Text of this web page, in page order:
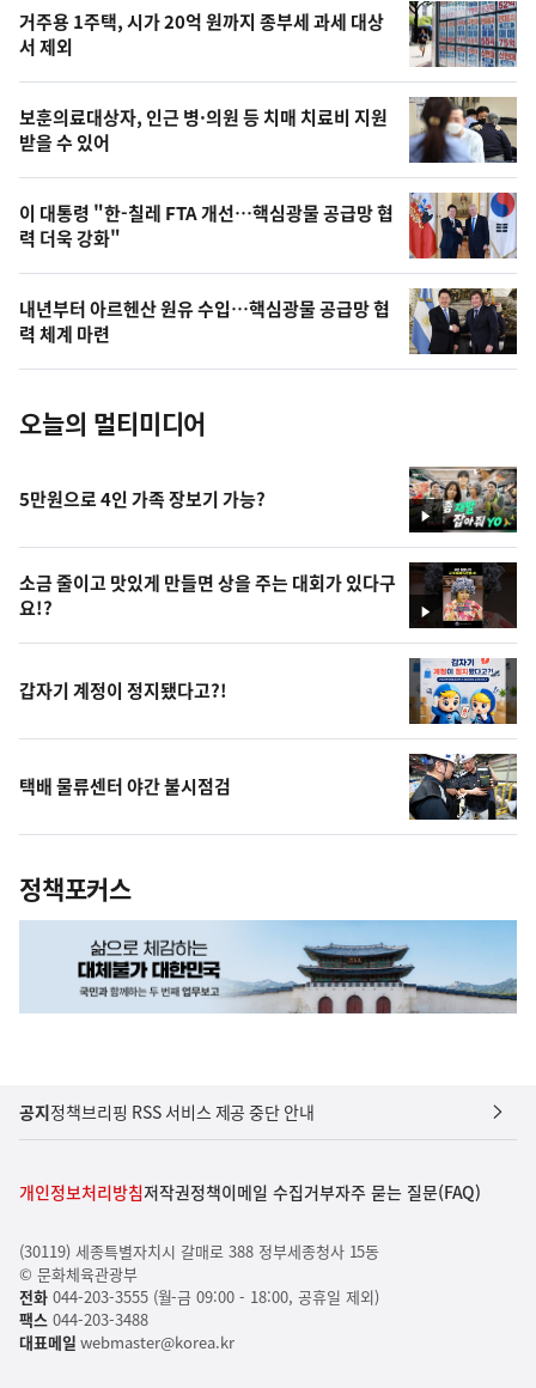
늘
의
영
상
오
늘
사
진
거주용 1주택, 시가 20억 원까지 종부세 과세 대상
서 제외
보훈의료대상자, 인근 병·의원 등 치매 치료비 지원
받을 수 있어
이 대통령 "한-칠레 FTA 개선…핵심광물 공급망 협
력 더욱 강화"
내년부터 아르헨산 원유 수입…핵심광물 공급망 협
력 체계 마련
오늘의 멀티미디어
영
상
5만원으로 4인 가족 장보기 가능?
영
상
소금 줄이고 맛있게 만들면 상을 주는 대회가 있다구
요!?
갑자기 계정이 정지됐다고?!
택배 물류센터 야간 불시점검
정책포커스
공지정책브리핑 RSS 서비스 제공 중단 안내
개인정보처리방침저작권정책이메일 수집거부자주 묻는 질문(FAQ)
(30119) 세종특별자치시 갈매로 388 정부세종청사 15동
© 문화체육관광부
전화044-203-3555 (월-금 09:00 - 18:00, 공휴일 제외)
팩스044-203-3488
대표메일 webmaster@korea.kr